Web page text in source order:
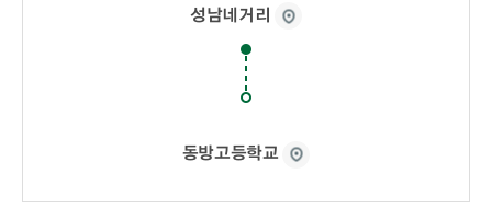
성남네거리
동방고등학교